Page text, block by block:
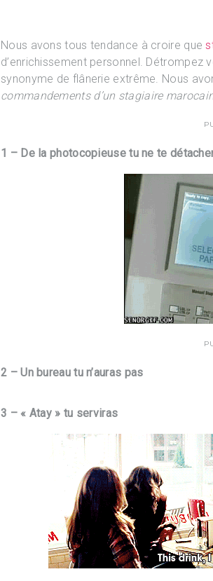
Nous avons tous tendance à croire que
d’enrichissement personnel. Détrompez
synonyme de flânerie extrême. Nous
commandements d’un stagiaire
1 – De la photocopieuse tu ne te
2 – Un bureau tu n’auras pas
3 – « Atay » tu serviras